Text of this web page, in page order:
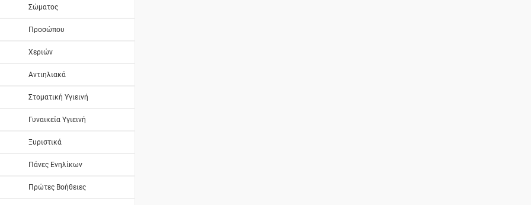
Σώματος
Προσώπου
Χεριών
Αντιηλιακά
Στοματική Υγιεινή
Γυναικεία Υγιεινή
Ξυριστικά
Πάνες Ενηλίκων
Πρώτες Βοήθειες